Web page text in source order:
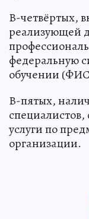
В-четвёртых,
реализующей
федеральную
обучении
В-пятых,
услуги по
организации.